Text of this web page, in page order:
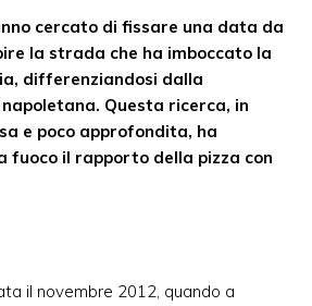
cercato di fissare una data da
la strada che ha imboccato la
differenziandosi dalla
Questa ricerca, in
e poco approfondita, ha
fuoco il rapporto della pizza con
il novembre 2012, quando a